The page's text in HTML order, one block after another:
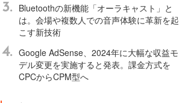
3.
Bluetoothの新機能「オーラキャスト」と
は。会場や複数人での音声体験に革新を起
こす新技術
4. Google AdSense、2024年に大幅な収益モ
デル変更を実施すると発表。課金方式を
CPCからCPM型へ